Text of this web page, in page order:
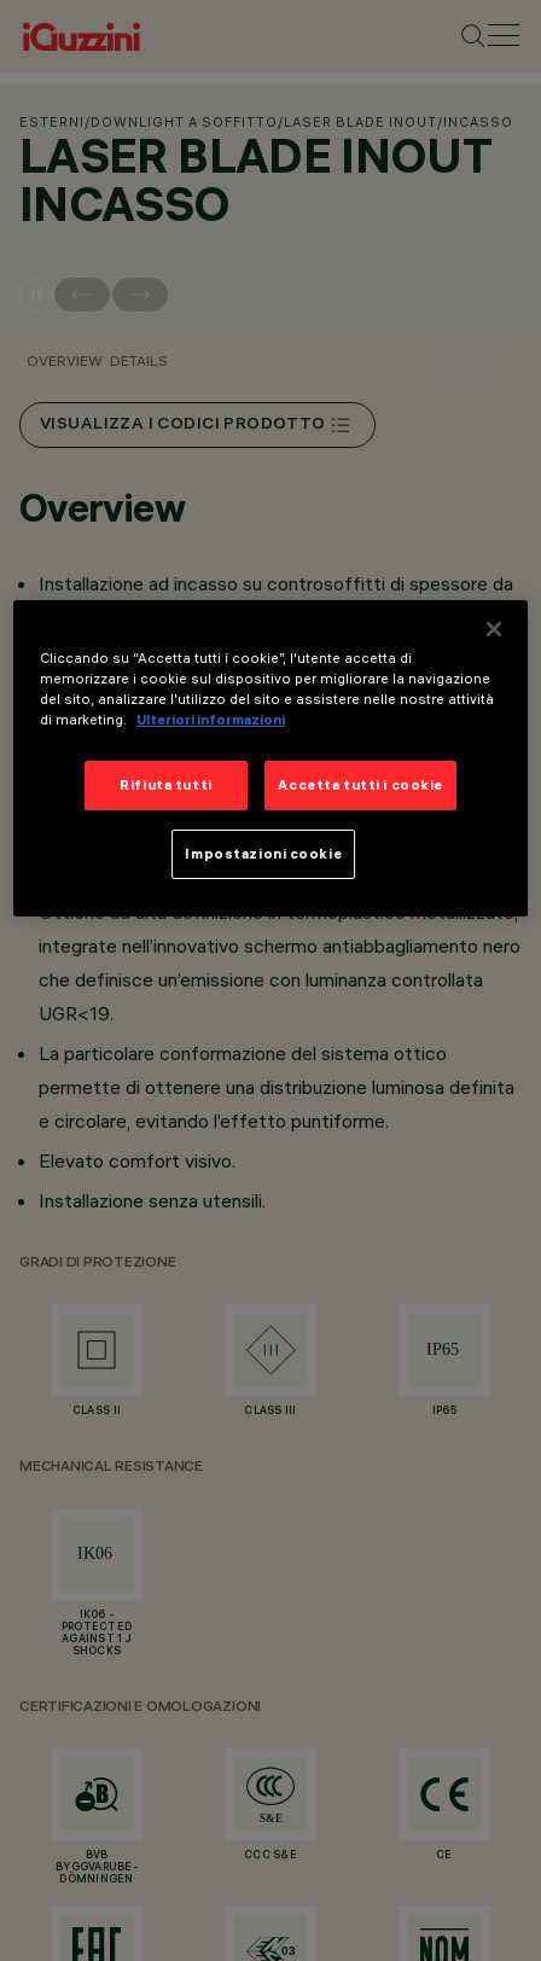
ESTERNI /DOWNLIGHT A SOFFITTO /LASER BLADE INOUT/INCASSO
LASER BLADE INOUT
INCASSO
OVERVIEW DETAILS
VISUALIZZA I CODICI PRODOTTO
Overview
Installazione ad incasso su controsoffitti di spessore da
1 a 25 mm o su soffitti in calcestruzzo tramite apposita
controcassa.
Possibilità di installazione a filo soffitto su controsoffitti
di spessore 12.7 mm o 15 mm con l’utilizzo di accessorio.
Corpo principale con superficie radiante realizzato in
vetro di protezione serigrafato.
Disponibile versione con cornice nera.
Ottiche ad alta definizione in termoplastico metallizzato,
integrate nell’innovativo schermo antiabbagliamento nero
che definisce un’emissione con luminanza controllata
UGR<19.
La particolare conformazione del sistema ottico
permette di ottenere una distribuzione luminosa definita
e circolare, evitando l’effetto puntiforme.
Elevato comfort visivo.
Installazione senza utensili.
GRADI DI PROTEZIONE
CLASS II CLASS III IP65
MECHANICAL RESISTANCE
IK06 -
PROTECTED
AGAINST 1 J
SHOCKS
CERTIFICAZIONI E OMOLOGAZIONI
BVB
BYGGVARUBE-
DÖMNINGEN
CCC S&E CE
Cliccando su “Accetta tutti i cookie”, l'utente accetta di
memorizzare i cookie sul dispositivo per migliorare la navigazione
del sito, analizzare l'utilizzo del sito e assistere nelle nostre attività
di marketing.
Ulteriori informazioni
Rifiuta tutti Accetta tutti i cookie
Impostazioni cookie